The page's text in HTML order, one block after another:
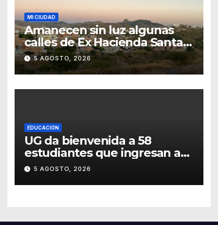
MI CIUDAD
Amanecen sin luz algunas
calles de Ex Hacienda Santa
Teresa
5 AGOSTO, 2026
EDUCACIÓN
UG da bienvenida a 58
estudiantes que ingresan a
través de los programas de
equidad
5 AGOSTO, 2026